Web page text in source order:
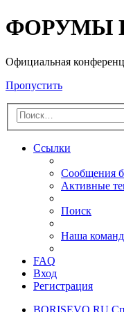
ФОРУМЫ
Официальная
Пропустить
Ссылки
Сообщения
Активные
Поиск
Наша
FAQ
Вход
Регистрация